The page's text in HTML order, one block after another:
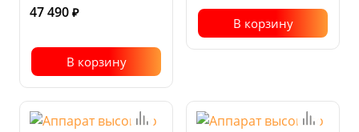
давление,
47 490 ₽
В корзину
В корзину